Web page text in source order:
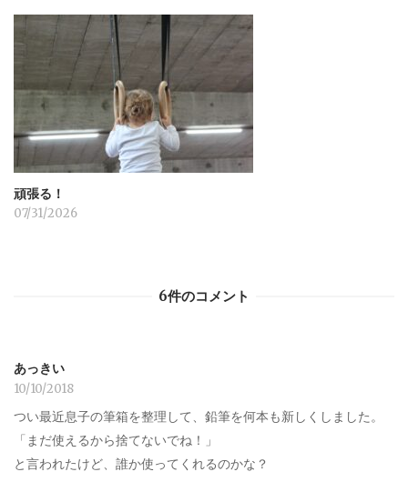
頑張る！
07/31/2026
6件のコメント
あっきい
10/10/2018
つい最近息子の筆箱を整理して、鉛筆を何本も新しくしました。
「まだ使えるから捨てないでね！」
と言われたけど、誰か使ってくれるのかな？